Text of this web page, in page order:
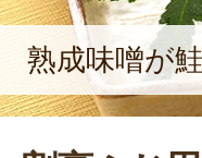
熟成味噌が